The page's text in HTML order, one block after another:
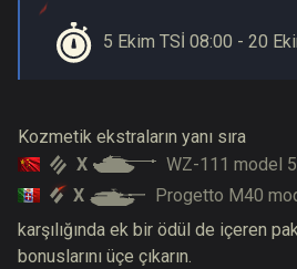
5 Ekim TSİ 08:00 - 20
Kozmetik ekstraların yanı sıra
X
WZ-111 model
X
Progetto M40
karşılığında ek bir ödül de içeren
bonuslarını üçe çıkarın.